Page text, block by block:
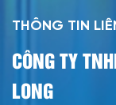
THÔNG TIN
CÔNG TY
LONG